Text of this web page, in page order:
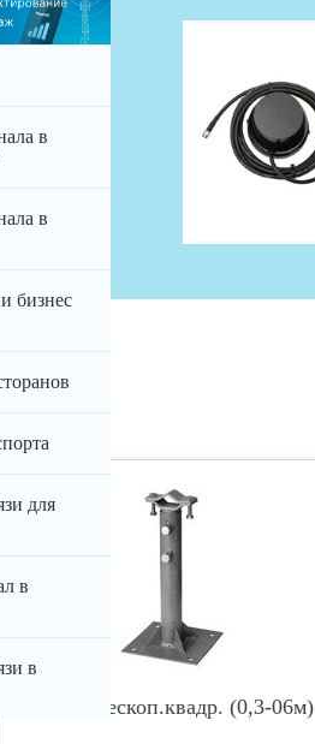
в
в
бизнес
для
в
в
1800/21...
Вынос телескоп.квадр. (0,3-06м)